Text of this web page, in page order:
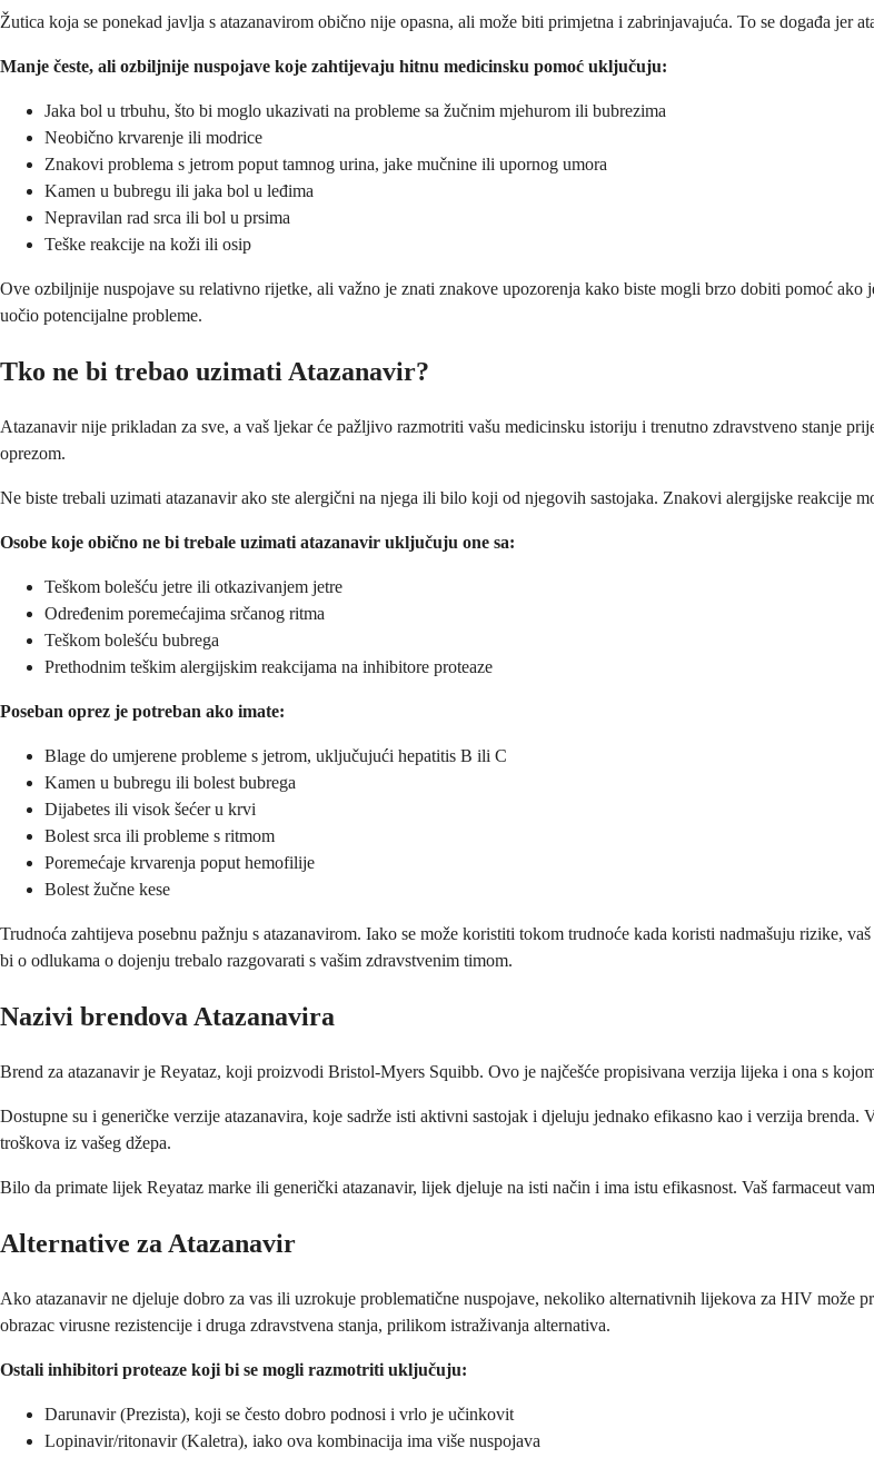
Žutica koja se ponekad javlja s atazanavirom obično nije opasna, ali može biti primjetna i zabrinjavajuća. To se događa
Manje česte, ali ozbiljnije nuspojave koje zahtijevaju hitnu medicinsku pomoć uključuju:
Jaka bol u trbuhu, što bi moglo ukazivati na probleme sa žučnim mjehurom ili bubrezima
Neobično krvarenje ili modrice
Znakovi problema s jetrom poput tamnog urina, jake mučnine ili upornog umora
Kamen u bubregu ili jaka bol u leđima
Nepravilan rad srca ili bol u prsima
Teške reakcije na koži ili osip
Ove ozbiljnije nuspojave su relativno rijetke, ali važno je znati znakove upozorenja kako biste mogli brzo dobiti pomoć
uočio potencijalne probleme.
Tko ne bi trebao uzimati Atazanavir?
Atazanavir nije prikladan za sve, a vaš ljekar će pažljivo razmotriti vašu medicinsku istoriju i trenutno zdravstveno stanje
oprezom.
Ne biste trebali uzimati atazanavir ako ste alergični na njega ili bilo koji od njegovih sastojaka. Znakovi alergijske reakcije
Osobe koje obično ne bi trebale uzimati atazanavir uključuju one sa:
Teškom bolešću jetre ili otkazivanjem jetre
Određenim poremećajima srčanog ritma
Teškom bolešću bubrega
Prethodnim teškim alergijskim reakcijama na inhibitore proteaze
Poseban oprez je potreban ako imate:
Blage do umjerene probleme s jetrom, uključujući hepatitis B ili C
Kamen u bubregu ili bolest bubrega
Dijabetes ili visok šećer u krvi
Bolest srca ili probleme s ritmom
Poremećaje krvarenja poput hemofilije
Bolest žučne kese
Trudnoća zahtijeva posebnu pažnju s atazanavirom. Iako se može koristiti tokom trudnoće kada koristi nadmašuju rizike,
bi o odlukama o dojenju trebalo razgovarati s vašim zdravstvenim timom.
Nazivi brendova Atazanavira
Brend za atazanavir je Reyataz, koji proizvodi Bristol-Myers Squibb. Ovo je najčešće propisivana verzija lijeka i ona s
Dostupne su i generičke verzije atazanavira, koje sadrže isti aktivni sastojak i djeluju jednako efikasno kao i verzija
troškova iz vašeg džepa.
Bilo da primate lijek Reyataz marke ili generički atazanavir, lijek djeluje na isti način i ima istu efikasnost. Vaš farmaceut
Alternative za Atazanavir
Ako atazanavir ne djeluje dobro za vas ili uzrokuje problematične nuspojave, nekoliko alternativnih lijekova za HIV može
obrazac virusne rezistencije i druga zdravstvena stanja, prilikom istraživanja alternativa.
Ostali inhibitori proteaze koji bi se mogli razmotriti uključuju:
Darunavir (Prezista), koji se često dobro podnosi i vrlo je učinkovit
Lopinavir/ritonavir (Kaletra), iako ova kombinacija ima više nuspojava